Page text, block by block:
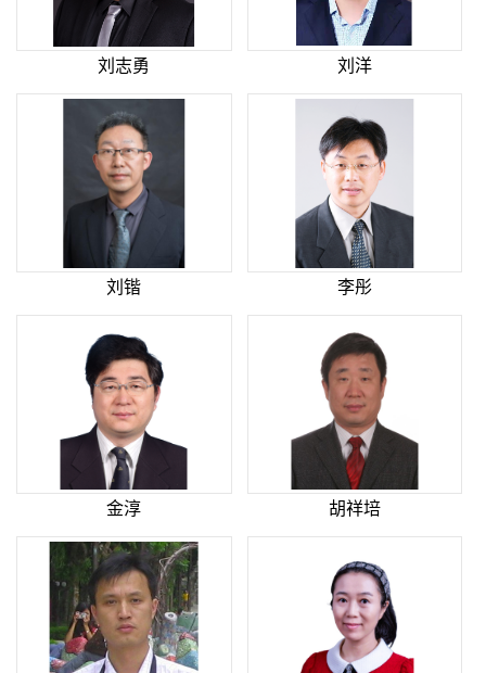
刘志勇 刘洋
刘锴 李彤
金淳 胡祥培